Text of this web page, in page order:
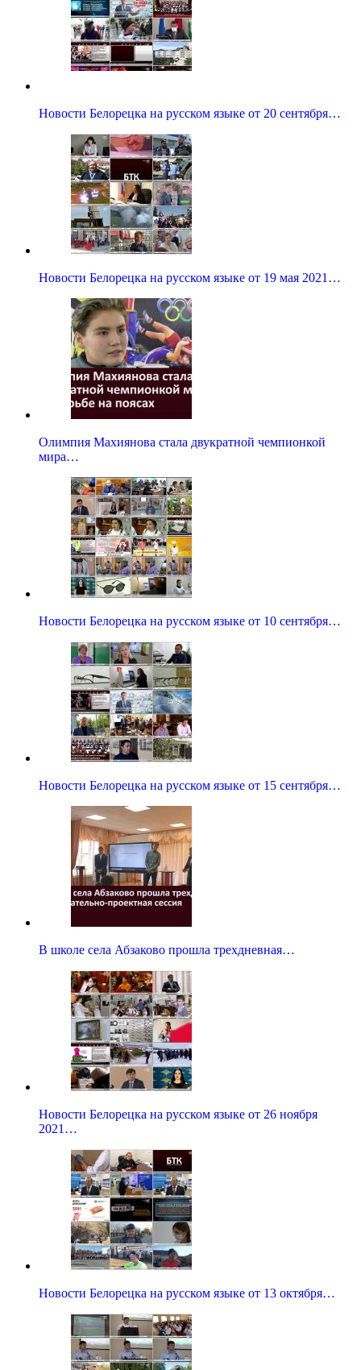
Новости Белорецка на русском языке от 20 сентября…
Новости Белорецка на русском языке от 19 мая 2021…
Олимпия Махиянова стала двукратной чемпионкой
мира…
Новости Белорецка на русском языке от 10 сентября…
Новости Белорецка на русском языке от 15 сентября…
В школе села Абзаково прошла трехдневная…
Новости Белорецка на русском языке от 26 ноября
2021…
Новости Белорецка на русском языке от 13 октября…